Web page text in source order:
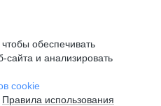
обеспечивать
сайта и анализировать
cookie
Правила использования